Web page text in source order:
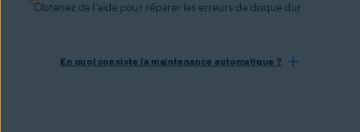
Obtenez de l’aide pour réparer les erreurs de disque dur
En quoi consiste la maintenance automatique ?